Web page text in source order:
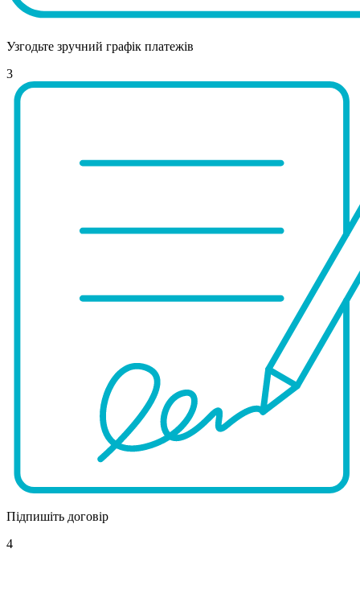
Узгодьте зручний графік платежів
3
Підпишіть договір
4